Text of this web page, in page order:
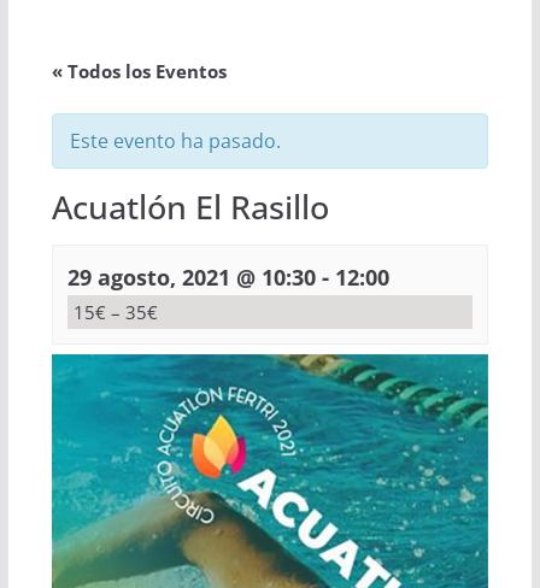
« Todos los Eventos
Este evento ha pasado.
Acuatlón El Rasillo
29 agosto, 2021 @ 10:30- 12:00
15€ – 35€